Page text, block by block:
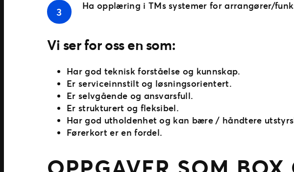
Ha opplæring i TMs systemer for arrangører/
Vi ser for oss en som:
Har god teknisk forståelse og kunnskap.
Er serviceinnstilt og løsningsorientert.
Er selvgående og ansvarsfull.
Er strukturert og fleksibel.
Har god utholdenhet og kan bære / håndtere
Førerkort er en fordel.